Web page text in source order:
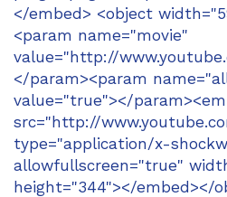
</embed> <object
<param name="movie"
value="http://
</param><param
value="true"></
src="http://
type="application/x-
allowfullscreen="true"
height="344"></embed></